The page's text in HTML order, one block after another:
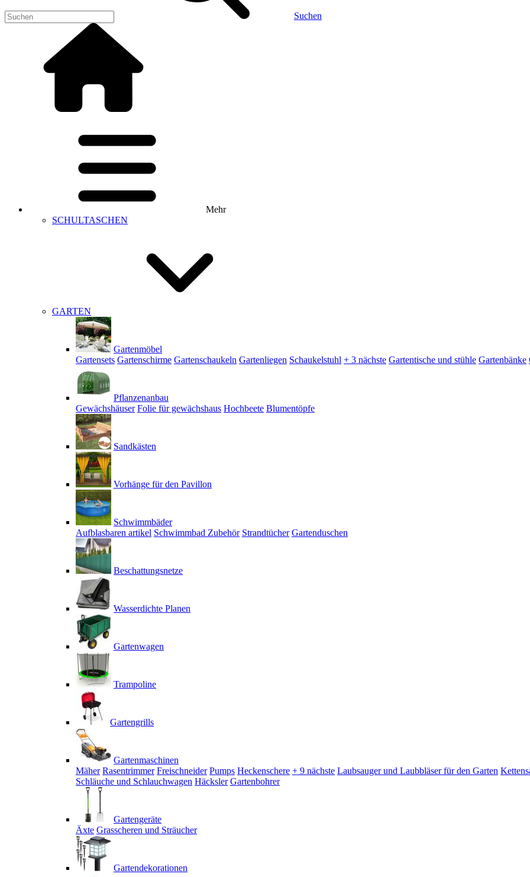
Suchen
Mehr
SCHULTASCHEN
GARTEN
Gartenmöbel
Gartensets Gartenschirme Gartenschaukeln Gartenliegen Schaukelstuhl + 3 nächste Gartentische und stühle Gartenbänke
Pflanzenanbau
Gewächshäuser Folie für gewächshaus Hochbeete Blumentöpfe
Sandkästen
Vorhänge für den Pavillon
Schwimmbäder
Aufblasbaren artikel Schwimmbad Zubehör Strandtücher Gartenduschen
Beschattungsnetze
Wasserdichte Planen
Gartenwagen
Trampoline
Gartengrills
Gartenmaschinen
Mäher Rasentrimmer Freischneider Pumps Heckenschere + 9 nächste Laubsauger und Laubbläser für den Garten
Schläuche und Schlauchwagen Häcksler Gartenbohrer
Gartengeräte
Äxte Grasscheren und Sträucher
Gartendekorationen